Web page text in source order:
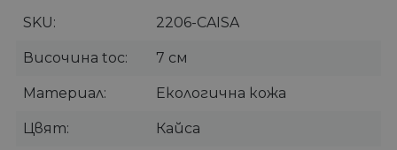
SKU 2206-CAISA
Височина toc 7 см
Материал Екологична кожа
Цвят Кайса